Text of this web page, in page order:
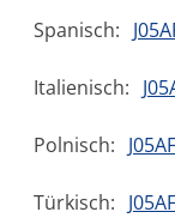
Spanisch:
Italienisch:
Polnisch:
Türkisch: